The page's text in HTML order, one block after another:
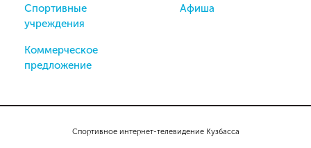
Спортивное интернет-телевидение Кузбасса
Спортивные
учреждения
Коммерческое
предложение
Афиша